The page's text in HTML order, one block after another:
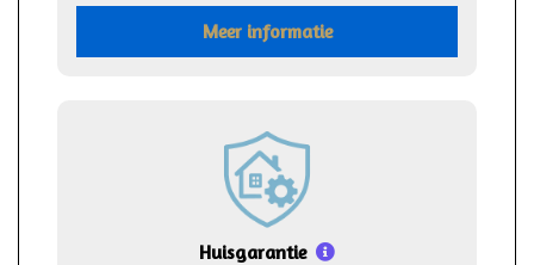
Meer informatie
Huisgarantie